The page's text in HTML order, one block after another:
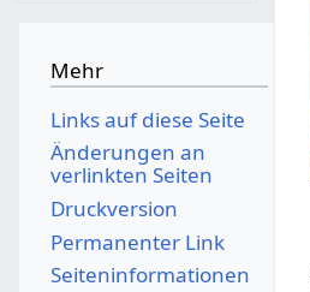
Mehr
Links auf diese Seite
Änderungen an
verlinkten Seiten
Druckversion
Permanenter Link
Seiten­­informationen